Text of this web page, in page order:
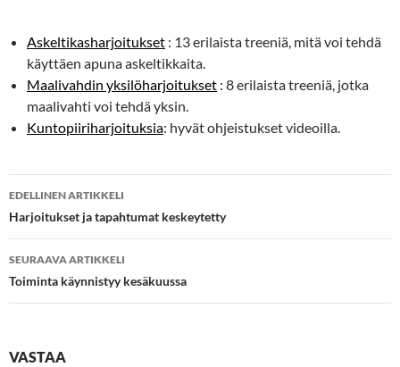
Askeltikasharjoitukset : 13 erilaista treeniä, mitä voi tehdä
käyttäen apuna askeltikkaita.
Maalivahdin yksilöharjoitukset : 8 erilaista treeniä, jotka
maalivahti voi tehdä yksin.
Kuntopiiriharjoituksia: hyvät ohjeistukset videoilla.
Artikkelien
selaus
EDELLINEN ARTIKKELI
Harjoitukset ja tapahtumat keskeytetty
SEURAAVA ARTIKKELI
Toiminta käynnistyy kesäkuussa
VASTAA